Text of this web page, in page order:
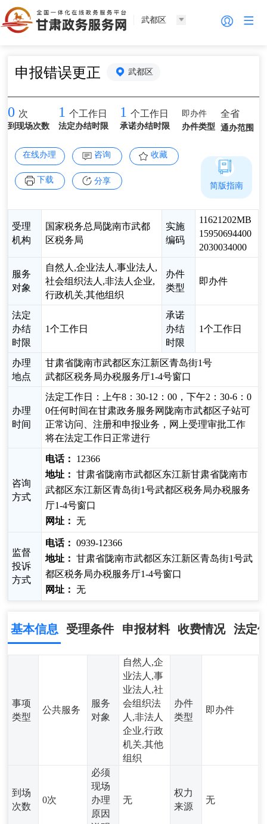
武都区
申报错误更正 武都区
0 次
到现场次数
1 个工作日
法定办结时限
1 个工作日
承诺办结时限
即办件
办件类型
全省
通办范围
在线办理 咨询 收藏
下载 分享
受理
机构
国家税务总局陇南市武都
区税务局
实施
编码
11621202MB
15950694400
2030034000
服务
对象
自然人,企业法人,事业法人,
社会组织法人,非法人企业,
行政机关,其他组织
办件
类型
即办件
法定
办结
时限
1个工作日
承诺
办结
时限
1个工作日
办理
地点
甘肃省陇南市武都区东江新区青岛街1号
武都区税务局办税服务厅1-4号窗口
办理
时间
法定工作日：上午8：30-12：00，下午2：30-6：0
0任何时间在甘肃政务服务网陇南市武都区子站可
正常访问、注册和申报业务，网上受理审批工作
将在法定工作日正常进行
咨询
方式
电话：
12366
地址： 甘肃省陇南市武都区东江新甘肃省陇南市
武都区东江新区青岛街1号武都区税务局办税服务
厅1-4号窗口
网址： 无
监督
投诉
方式
电话： 0939-12366
地址： 甘肃省陇南市武都区东江新区青岛街1号武
都区税务局办税服务厅1-4号窗口
网址： 无
简版指南
基本信息 受理条件 申报材料 收费情况 法定
事项
类型
公共服务
服务
对象
自然人,企
业法人,事
业法人,社
会组织法
人,非法人
企业,行政
机关,其他
组织
办件
类型
即办件
到场
次数
0次
必须
现场
办理
原因
无
权力
来源
无